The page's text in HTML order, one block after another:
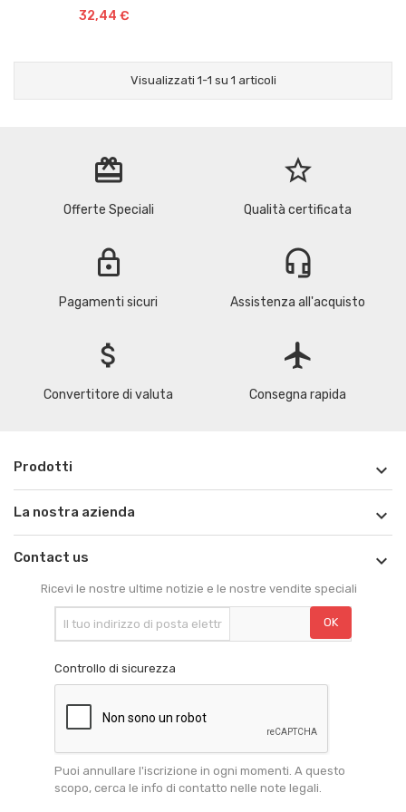
32,44 €
Visualizzati 1-1 su 1 articoli
redeem
Offerte Speciali
star_border
Qualità certificata
lock
Pagamenti sicuri
headset_mic
Assistenza all'acquisto
attach_money
Convertitore di valuta
flight
Consegna rapida
Prodotti 
La nostra azienda 
Contact us 
Ricevi le nostre ultime notizie e le nostre vendite speciali
Controllo di sicurezza
Puoi annullare l'iscrizione in ogni momenti. A questo
scopo, cerca le info di contatto nelle note legali.